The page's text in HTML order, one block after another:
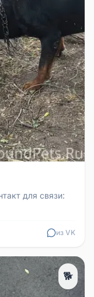
для связи:
из VK
🐕